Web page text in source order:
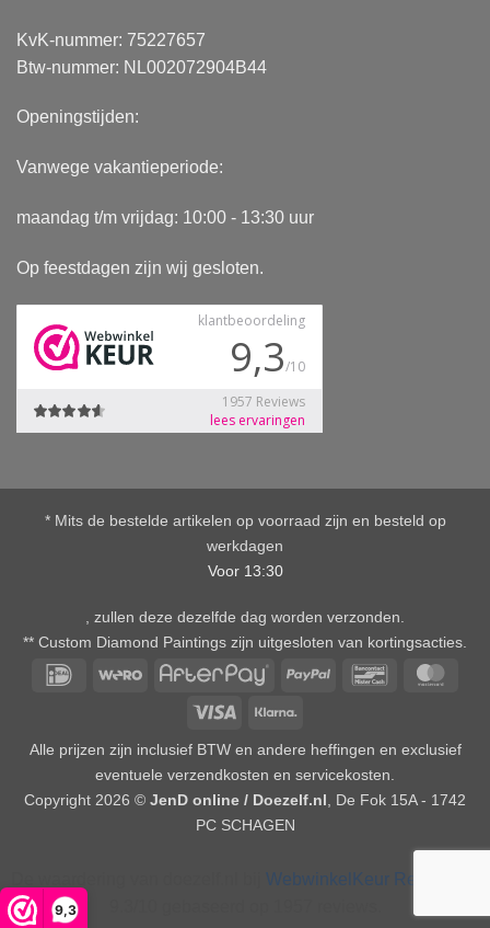
9,3
KvK-nummer: 75227657
Btw-nummer: NL002072904B44
Openingstijden:
Vanwege vakantieperiode:
maandag t/m vrijdag: 10:00 - 13:30 uur
Op feestdagen zijn wij gesloten.
* Mits de bestelde artikelen op voorraad zijn en besteld op
werkdagen
Voor 13:30
, zullen deze dezelfde dag worden verzonden.
** Custom Diamond Paintings zijn uitgesloten van kortingsacties.
IDeal
Wero AfterPayPayPal Bancontact
Visa
Alle prijzen zijn inclusief BTW en andere heffingen en exclusief
eventuele verzendkosten en servicekosten.
Copyright 2026 © JenD online / Doezelf.nl , De Fok 15A - 1742
PC SCHAGEN
WebwinkelKeur Reviews